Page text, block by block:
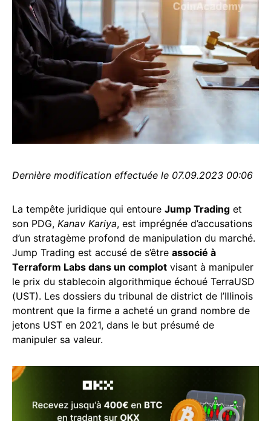
Dernière modification effectuée le 07.09.2023 00:06
La tempête juridique qui entoure Jump Trading et
son PDG, Kanav Kariya, est imprégnée d’accusations
d’un stratagème profond de manipulation du marché.
Jump Trading est accusé de s’être associé à
Terraform Labs dans un complot visant à manipuler
le prix du stablecoin algorithmique échoué TerraUSD
(UST). Les dossiers du tribunal de district de l’Illinois
montrent que la firme a acheté un grand nombre de
jetons UST en 2021, dans le but présumé de
manipuler sa valeur.